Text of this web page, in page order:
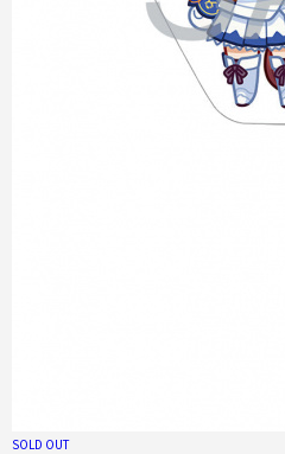
SOLD OUT